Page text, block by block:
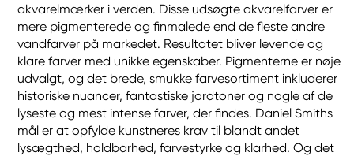
akvarelmærker i verden. Disse udsøgte akvarelfarver er
mere pigmenterede og finmalede end de fleste andre
vandfarver på markedet. Resultatet bliver levende og
klare farver med unikke egenskaber. Pigmenterne er nøje
udvalgt, og det brede, smukke farvesortiment inkluderer
historiske nuancer, fantastiske jordtoner og nogle af de
lyseste og mest intense farver, der findes. Daniel Smiths
mål er at opfylde kunstneres krav til blandt andet
lysægthed, holdbarhed, farvestyrke og klarhed. Og det